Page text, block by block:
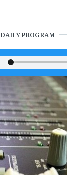
DAILY PROGRAM